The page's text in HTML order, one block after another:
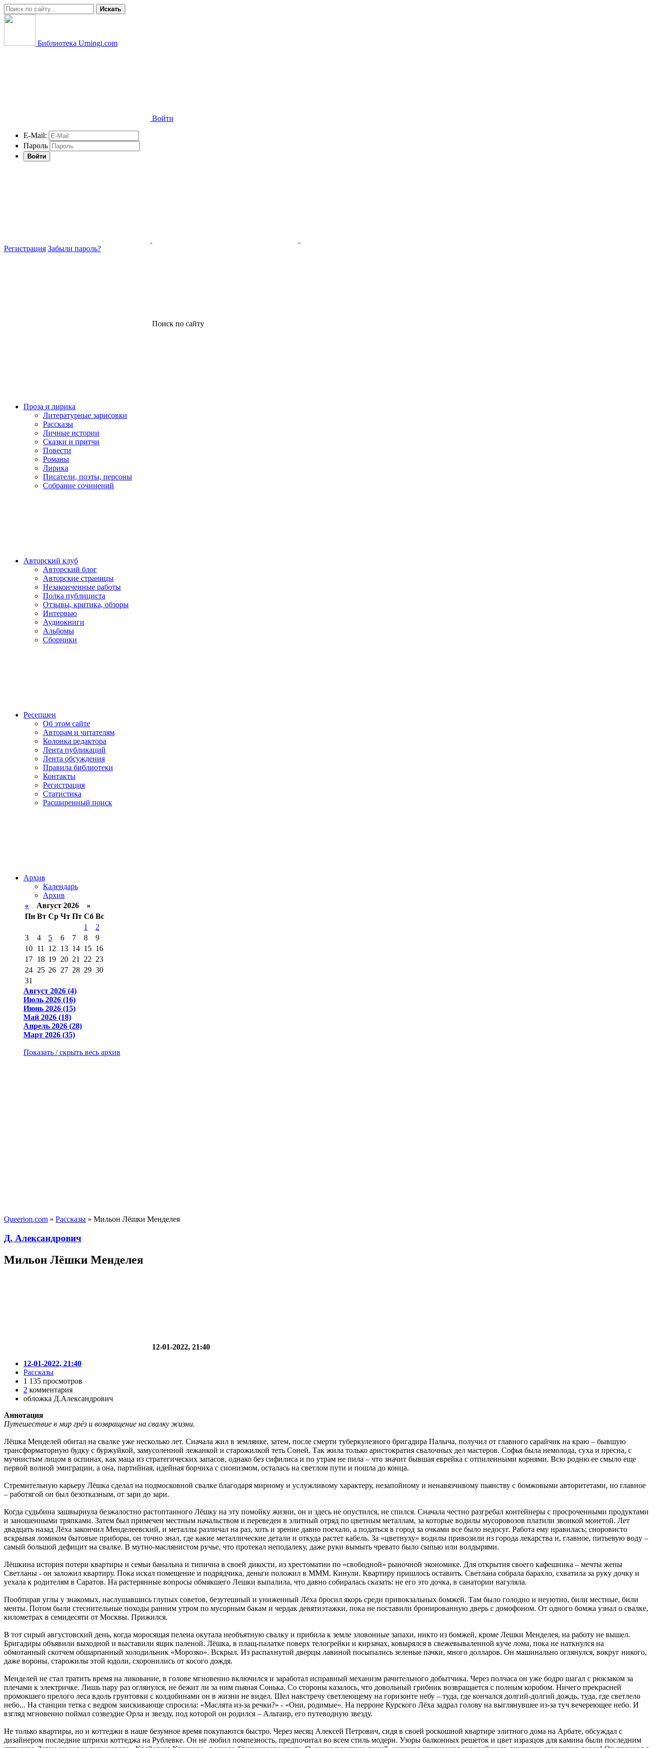
Искать
Библиотека Urningi.com
Войти
E-Mail:
Пароль
Войти
Регистрация Забыли пароль?
Поиск по сайту
Проза и лирика
Литературные зарисовки
Рассказы
Личные истории
Сказки и притчи
Повести
Романы
Лирика
Писатели, поэты, персоны
Собрание сочинений
Авторский клуб
Авторский блог
Авторские страницы
Незаконченные работы
Полка публициста
Отзывы, критика, обзоры
Интервью
Аудиокниги
Альбомы
Сборники
Ресепшен
Об этом сайте
Авторам и читателям
Колонка редактора
Лента публикаций
Лента обсуждения
Правила библиотеки
Контакты
Регистрация
Статистика
Расширенный поиск
Архив
Календарь
Архив
« Август 2026 »
Пн Вт Ср Чт Пт Сб Вс
1
2
3
4 5 6 7 8
9
10 11 12 13 14 15 16
17 18 19 20 21 22 23
24 25 26 27 28 29 30
31
Август 2026 (4)
Июль 2026 (16)
Июнь 2026 (15)
Май 2026 (18)
Апрель 2026 (28)
Март 2026 (35)
Показать / скрыть весь архив
Queerion.com » Рассказы » Мильон Лёшки Менделея
Д. Александрович
Мильон Лёшки Менделея
12-01-2022, 21:40
12-01-2022, 21:40
Рассказы
1 135 просмотров
2 комментария
обложка Д.Александрович
Аннотация
Путешествие в мир грёз и возвращение на свалку жизни.
Лёшка Менделей обитал на свалке уже несколько лет. Сначала жил в землянке, затем, после смерти туберкулезного бригадира Палыча, получил от главного сарайчик на краю – бывшую
трансформаторную будку с буржуйкой, замусоленной лежанкой и старожилкой теть Соней. Так жила только аристократия свалочных дел мастеров. Софья была немолода, суха и пресна, c
мучнистым лицом в оспинах, как маца из стратегических запасов, однако без сифилиса и по утрам не пила – что значит бывшая еврейка с отпиленными корнями. Всю родню ее смыло еще
первой волной эмиграции, а она, партийная, идейная борчиха с сионизмом, осталась на светлом пути и пошла до конца.
Стремительную карьеру Лёшка сделал на подмосковной свалке благодаря мирному и услужливому характеру, незапойному и ненавязчивому пьянству с бомжовыми авторитетами, но главное
– работягой он был безотказным, от зари до зари.
Когда судьбина зашвырнула безжалостно растоптанного Лёшку на эту помойку жизни, он и здесь не опустился, не спился. Сначала честно разгребал контейнеры с просроченными продуктами
и заношенными тряпками. Затем был примечен местным начальством и переведен в элитный отряд по цветным металлам, за которые водилы мусоровозов платили звонкой монетой. Лет
двадцать назад Лёха закончил Менделеевский, и металлы различал на раз, хоть и зрение давно поехало, а податься в город за очками все было недосуг. Работа ему нравилась; сноровисто
вскрывая ломиком бытовые приборы, он точно знал, где какие металлические детали и откуда растет кабель. За «цветнуху» водилы привозили из города лекарства и, главное, питьевую воду –
самый большой дефицит на свалке. В мутно-маслянистом ручье, что протекал неподалеку, даже руки вымыть чревато было сыпью или волдырями.
Лёшкина история потери квартиры и семьи банальна и типична в своей дикости, из хрестоматии по «свободной» рыночной экономике. Для открытия своего кафешника – мечты жены
Светланы - он заложил квартиру. Пока искал помещение и подрядчика, деньги положил в МММ. Кинули. Квартиру пришлось оставить. Светлана собрала барахло, схватила за руку дочку и
уехала к родителям в Саратов. На растерянные вопросы обмякшего Лешки выпалила, что давно собиралась сказать: не его это дочка, в санатории нагуляла.
Пообтирав углы у знакомых, наслушавшись глупых советов, безутешный и униженный Лёха бросил якорь среди привокзальных бомжей. Там было голодно и неуютно, били местные, били
менты. Потом были стеснительные походы ранним утром по мусорным бакам и чердак девятиэтажки, пока не поставили бронированную дверь с домофоном. От одного бомжа узнал о свалке,
километрах в семидесяти от Москвы. Прижился.
В тот сирый августовский день, когда моросящая пелена окутала необъятную свалку и прибила к земле зловонные запахи, никто из бомжей, кроме Лешки Менделея, на работу не вышел.
Бригадиры объявили выходной и выставили ящик паленой. Лёшка, в плащ-палатке поверх телогрейки и кирзачах, ковырялся в свежевываленной куче лома, пока не наткнулся на
обмотанный скотчем обшарпанный холодильник «Морозко». Вскрыл. Из распахнутой дверцы лавиной посыпались зеленые пачки, много долларов. Он машинально оглянулся, вокруг никого,
даже вороны, старожилы этой юдоли, схоронились от косого дождя.
Менделей не стал тратить время на ликование, в голове мгновенно включился и заработал исправный механизм рачительного добытчика. Через полчаса он уже бодро шагал с рюкзаком за
плечами к электричке. Лишь пару раз оглянулся, не бежит ли за ним пьяная Сонька. Со стороны казалось, что довольный грибник возвращается с полным коробом. Ничего прекрасней
промокшего прелого леса вдоль грунтовки с колдобинами он в жизни не видел. Шел навстречу светлеющему на горизонте небу – туда, где кончался долгий-долгий дождь, туда, где светлело
небо... На станции тетка с ведром заискивающе спросила: «Маслята из-за речки?» - «Они, родимые». На перроне Курского Лёха задрал голову на выглянувшее из-за туч вечереющее небо. И
взгляд мгновенно поймал созвездие Орла и звезду, под которой он родился – Альтаир, его путеводную звезду.
Не только квартиры, но и коттеджи в наше безумное время покупаются быстро. Через месяц Алексей Петрович, сидя в своей роскошной квартире элитного дома на Арбате, обсуждал с
дизайнером последние штрихи коттеджа на Рублевке. Он не любил помпезность, предпочитал во всем стиль модерн. Узоры балконных решеток и цвет изразцов для камина были последним